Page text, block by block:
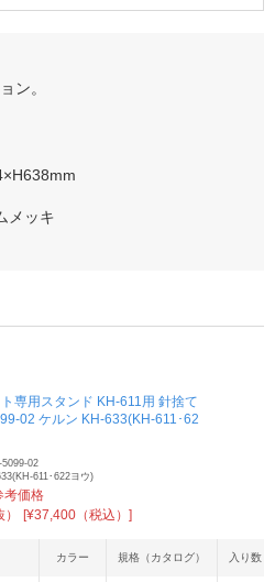
ン。
メッキ
専用スタンド KH-611用 針捨て
02 ケルン KH-633(KH-611･62
5099-02
611･622ヨウ)
考価格
[¥37,400（税込）]
カラー 規格（カタログ） 入り数